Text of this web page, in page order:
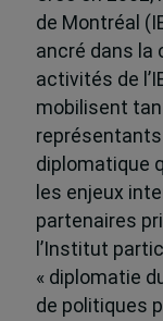
de Montréal
ancré dans la
activités de
mobilisent
diplomatique
les enjeux
partenaires
l’Institut
« diplomatie
de politiques